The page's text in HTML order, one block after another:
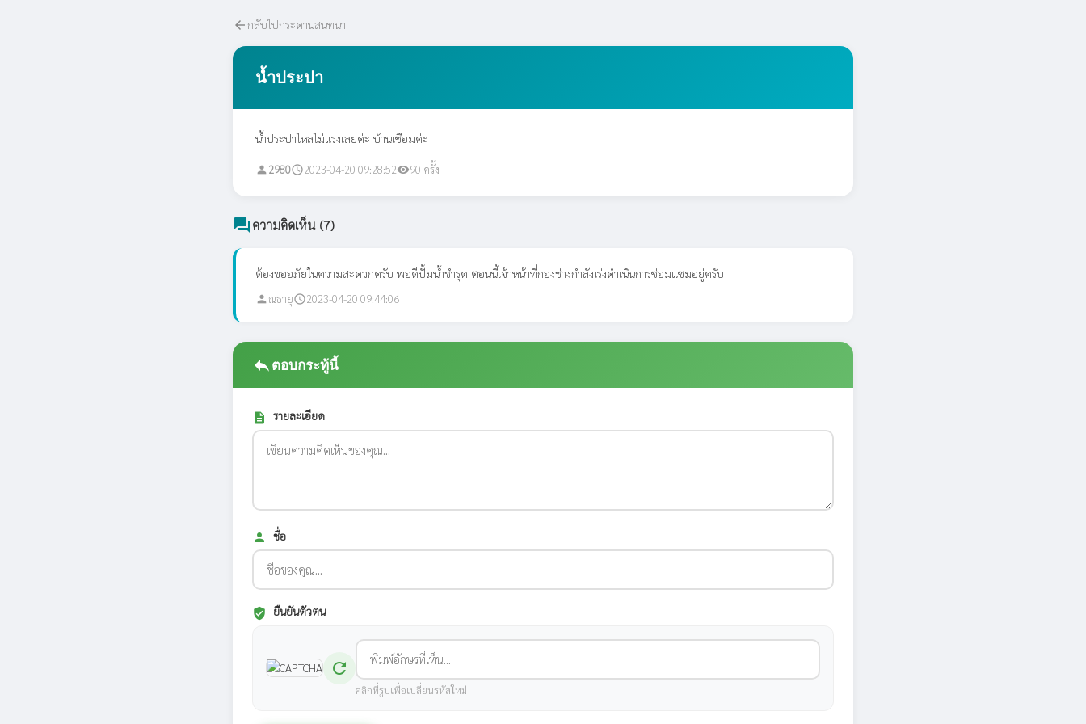
arrow_back กลับไปกระดานสนทนา
น้ำประปา
น้ำประปาไหลไม่แรงเลยค่ะ บ้านเซือมค่ะ
person 2980schedule2023-04-20 09:28:52visibility90 ครั้ง
forumความคิดเห็น (7)
ต้องขออภัยในความสะดวกครับ พอดีปั้มน้ำชำรุด ตอนนี้เจ้าหน้าที่กองช่างกำลังเร่งดำเนินการซ่อมแซมอยู่ครับ
person ณธายุschedule2023-04-20 09:44:06
replyตอบกระทู้นี้
description รายละเอียด
person ชื่อ
verified_user ยืนยันตัวตน
refresh
คลิกที่รูปเพื่อเปลี่ยนรหัสใหม่